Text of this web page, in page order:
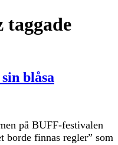
taggade
blåsa
på BUFF-festivalen
borde finnas regler” som